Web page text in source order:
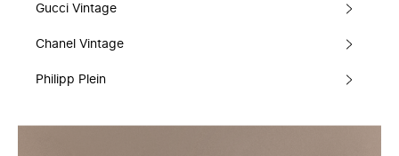
Gucci Vintage
Chanel Vintage
Philipp Plein